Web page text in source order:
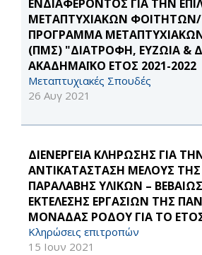
ΕΝΔΙΑΦΕΡΟΝΤΟΣ ΓΙΑ ΤΗΝ
ΜΕΤΑΠΤΥΧΙΑΚΩΝ
ΠΡΟΓΡΑΜΜΑ
(ΠΜΣ) "ΔΙΑΤΡΟΦΗ, ΕΥΖΩΙΑ &
ΑΚΑΔΗΜΑΪΚΟ ΕΤΟΣ 2021-2022
Μεταπτυχιακές Σπουδές
26 Αυγ 2021
ΔΙΕΝΕΡΓΕΙΑ ΚΛΗΡΩΣΗΣ ΓΙΑ
ΑΝΤΙΚΑΤΑΣΤΑΣΗ ΜΕΛΟΥΣ ΤΗΣ
ΠΑΡΑΛΑΒΗΣ ΥΛΙΚΩΝ –
ΕΚΤΕΛΕΣΗΣ ΕΡΓΑΣΙΩΝ ΤΗΣ
ΜΟΝΑΔΑΣ ΡΟΔΟΥ ΓΙΑ ΤΟ ΕΤΟΣ
Κληρώσεις επιτροπών
15 Ιουν 2021